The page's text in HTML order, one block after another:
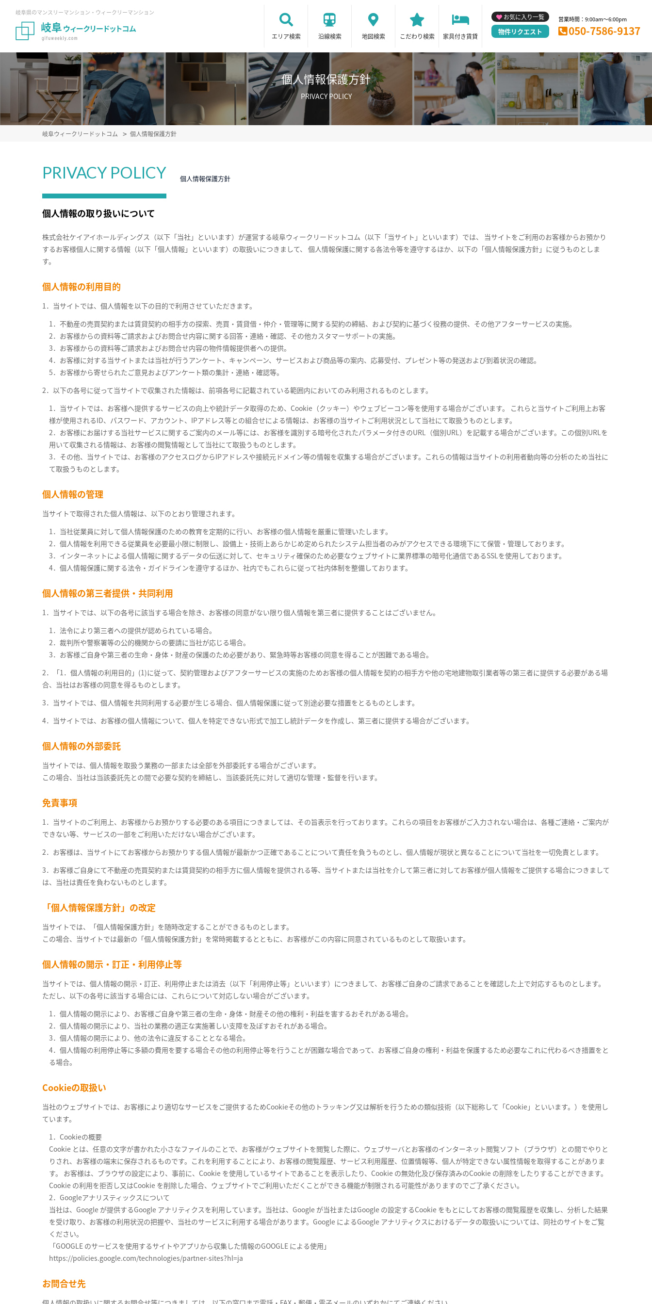
岐阜県のマンスリーマンション・ウィークリーマンション
エリア検索 沿線検索 地図検索 こだわり検索 家具付き賃貸
お気に入り一覧
物件リクエスト
営業時間：9:00am～6:00pm
050-7586-9137
個人情報保護方針
PRIVACY POLICY
岐阜ウィークリードットコム 個人情報保護方針
PRIVACY POLICY 個人情報保護方針
個人情報の取り扱いについて
株式会社ケイアイホールディングス（以下「当社」といいます）が運営する岐阜ウィークリードットコム（以下「当サイト」といいます）では、 当サイトをご利用のお客様からお預かり
するお客様個人に関する情報（以下「個人情報」といいます）の取扱いにつきまして、 個人情報保護に関する各法令等を遵守するほか、以下の「個人情報保護方針」に従うものとしま
す。
個人情報の利用目的
1．当サイトでは、個人情報を以下の目的で利用させていただきます。
1．不動産の売買契約または賃貸契約の相手方の探索、売買・賃貸借・仲介・管理等に関する契約の締結、および契約に基づく役務の提供、その他アフターサービスの実施。
2．お客様からの資料等ご請求およびお問合せ内容に関する回答・連絡・確認、その他カスタマーサポートの実施。
3．お客様からの資料等ご請求およびお問合せ内容の物件情報提供者への提供。
4．お客様に対する当サイトまたは当社が行うアンケート、キャンペーン、サービスおよび商品等の案内、応募受付、プレゼント等の発送および到着状況の確認。
5．お客様から寄せられたご意見およびアンケート類の集計・連絡・確認等。
2．以下の各号に従って当サイトで収集された情報は、前項各号に記載されている範囲内においてのみ利用されるものとします。
1．当サイトでは、お客様へ提供するサービスの向上や統計データ取得のため、Cookie（クッキー）やウェブビーコン等を使用する場合がございます。 これらと当サイトご利用上お客
様が使用されるID、パスワード、アカウント、IPアドレス等との組合せによる情報は、お客様の当サイトご利用状況として当社にて取扱うものとします。
2．お客様にお届けする当社サービスに関するご案内のメール等には、お客様を識別する暗号化されたパラメータ付きのURL（個別URL）を記載する場合がございます。この個別URLを
用いて収集される情報は、お客様の閲覧情報として当社にて取扱うものとします。
3．その他、当サイトでは、お客様のアクセスログからIPアドレスや接続元ドメイン等の情報を収集する場合がございます。これらの情報は当サイトの利用者動向等の分析のため当社に
て取扱うものとします。
個人情報の管理
当サイトで取得された個人情報は、以下のとおり管理されます。
1．当社従業員に対して個人情報保護のための教育を定期的に行い、お客様の個人情報を厳重に管理いたします。
2．個人情報を利用できる従業員を必要最小限に制限し、設備上・技術上あらかじめ定められたシステム担当者のみがアクセスできる環境下にて保管・管理しております。
3．インターネットによる個人情報に関するデータの伝送に対して、セキュリティ確保のため必要なウェブサイトに業界標準の暗号化通信であるSSLを使用しております。
4．個人情報保護に関する法令・ガイドラインを遵守するほか、社内でもこれらに従って社内体制を整備しております。
個人情報の第三者提供・共同利用
1．当サイトでは、以下の各号に該当する場合を除き、お客様の同意がない限り個人情報を第三者に提供することはございません。
1．法令により第三者への提供が認められている場合。
2．裁判所や警察署等の公的機関からの要請に当社が応じる場合。
3．お客様ご自身や第三者の生命・身体・財産の保護のため必要があり、緊急時等お客様の同意を得ることが困難である場合。
2．「1．個人情報の利用目的」(1)に従って、契約管理およびアフターサービスの実施のためお客様の個人情報を契約の相手方や他の宅地建物取引業者等の第三者に提供する必要がある場
合、当社はお客様の同意を得るものとします。
3．当サイトでは、個人情報を共同利用する必要が生じる場合、個人情報保護に従って別途必要な措置をとるものとします。
4．当サイトでは、お客様の個人情報について、個人を特定できない形式で加工し統計データを作成し、第三者に提供する場合がございます。
個人情報の外部委託
当サイトでは、個人情報を取扱う業務の一部または全部を外部委託する場合がございます。
この場合、当社は当該委託先との間で必要な契約を締結し、当該委託先に対して適切な管理・監督を行います。
免責事項
1．当サイトのご利用上、お客様からお預かりする必要のある項目につきましては、その旨表示を行っております。これらの項目をお客様がご入力されない場合は、各種ご連絡・ご案内が
できない等、サービスの一部をご利用いただけない場合がございます。
2．お客様は、当サイトにてお客様からお預かりする個人情報が最新かつ正確であることについて責任を負うものとし、個人情報が現状と異なることについて当社を一切免責とします。
3．お客様ご自身にて不動産の売買契約または賃貸契約の相手方に個人情報を提供される等、当サイトまたは当社を介して第三者に対してお客様が個人情報をご提供する場合につきまして
は、当社は責任を負わないものとします。
「個人情報保護方針」の改定
当サイトでは、「個人情報保護方針」を随時改定することができるものとします。
この場合、当サイトでは最新の「個人情報保護方針」を常時掲載するとともに、お客様がこの内容に同意されているものとして取扱います。
個人情報の開示・訂正・利用停止等
当サイトでは、個人情報の開示・訂正、利用停止または消去（以下「利用停止等」といいます）につきまして、お客様ご自身のご請求であることを確認した上で対応するものとします。
ただし、以下の各号に該当する場合には、これらについて対応しない場合がございます。
1．個人情報の開示により、お客様ご自身や第三者の生命・身体・財産その他の権利・利益を害するおそれがある場合。
2．個人情報の開示により、当社の業務の適正な実施著しい支障を及ぼすおそれがある場合。
3．個人情報の開示により、他の法令に違反することとなる場合。
4．個人情報の利用停止等に多額の費用を要する場合その他の利用停止等を行うことが困難な場合であって、お客様ご自身の権利・利益を保護するため必要なこれに代わるべき措置をと
る場合。
Cookieの取扱い
当社のウェブサイトでは、お客様により適切なサービスをご提供するためCookieその他のトラッキング又は解析を行うための類似技術（以下総称して「Cookie」といいます。）を使用し
ています。
1．Cookieの概要
Cookie とは、任意の文字が書かれた小さなファイルのことで、お客様がウェブサイトを閲覧した際に、ウェブサーバとお客様のインターネット閲覧ソフト（ブラウザ）との間でやりと
りされ、お客様の端末に保存されるものです。これを利用することにより、お客様の閲覧履歴、サービス利用履歴、位置情報等、個人が特定できない属性情報を取得することがありま
す。 お客様は、ブラウザの設定により、事前に、Cookie を使用しているサイトであることを表示したり、Cookie の無効化及び保存済みのCookie の削除をしたりすることができます。
Cookie の利用を拒否し又はCookie を削除した場合、ウェブサイトでご利用いただくことができる機能が制限される可能性がありますのでご了承ください。
2．Googleアナリスティックスについて
当社は、Google が提供するGoogle アナリティクスを利用しています。当社は、Google が当社またはGoogle の設定するCookie をもとにしてお客様の閲覧履歴を収集し、分析した結果
を受け取り、お客様の利用状況の把握や、当社のサービスに利用する場合があります。Google によるGoogle アナリティクスにおけるデータの取扱いについては、同社のサイトをご覧
ください。
「GOOGLE のサービスを使用するサイトやアプリから収集した情報のGOOGLE による使用」
https://policies.google.com/technologies/partner-sites?hl=ja
お問合せ先